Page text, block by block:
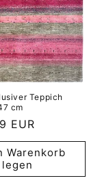
Teppich
cm
EUR
Warenkorb
legen